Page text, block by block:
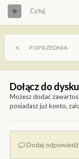
Cytuj
POPRZEDNIA
Dołącz do
Możesz dodać
posiadasz już konto,
Dodaj